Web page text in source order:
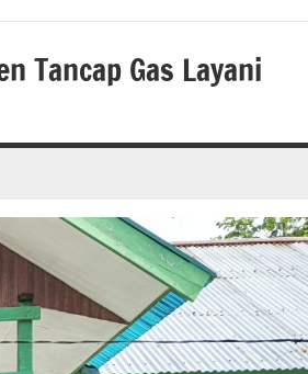
Tancap Gas Layani